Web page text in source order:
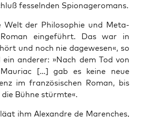
fes­seln­den Spionageromans.
Welt der Phi­lo­so­phie und Meta­
ein­ge­führt. Das war in
und noch nie dage­we­sen«, so
ande­rer: »Nach dem Tod von
[…] gab es kei­ne neue
im fran­zö­si­schen Roman, bis
Büh­ne stürmte«.
ihm Alex­and­re de Maren­ches,